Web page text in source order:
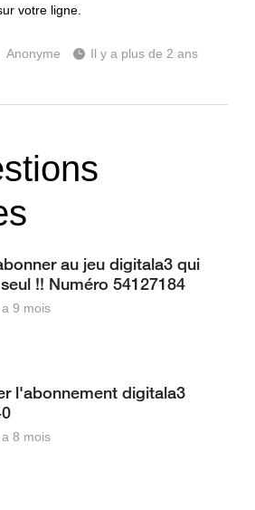
votre ligne.
Anonyme Il y a plus de 2 ans
au jeu digitala3 qui
!! Numéro 54127184
a 9 mois
l'abonnement digitala3
a 8 mois